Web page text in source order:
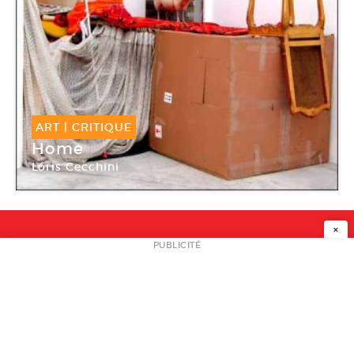
ART | CRITIQUE
Home
Loris Cecchini
Galerie Georges-Philippe & Nathalie Vallois
NEWSLETTER
×
PUBLICITÉ